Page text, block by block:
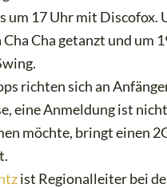
um 17 Uhr mit Discofox.
Cha getanzt und um
richten sich an
eine Anmeldung ist
möchte, bringt einen
ist Regionalleiter bei